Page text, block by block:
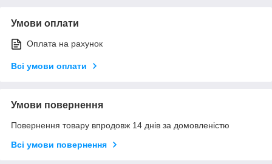
Умови оплати
Оплата на рахунок
Всі умови оплати
Умови повернення
Повернення товару впродовж 14 днів за домовленістю
Всі умови повернення